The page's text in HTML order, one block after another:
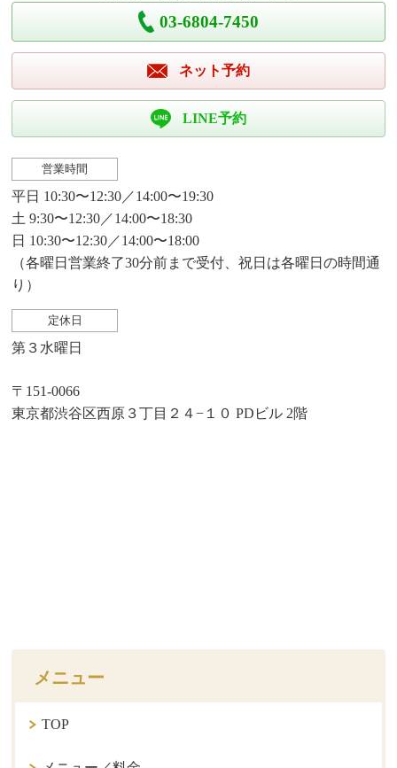
03-6804-7450
ネット予約
LINE予約
営業時間
平日 10:30〜12:30／14:00〜19:30
土 9:30〜12:30／14:00〜18:30
日 10:30〜12:30／14:00〜18:00
（各曜日営業終了30分前まで受付、祝日は各曜日の時間通
り）
定休日
第３水曜日
〒151-0066
東京都渋谷区西原３丁目２４−１０ PDビル 2階
メニュー
TOP